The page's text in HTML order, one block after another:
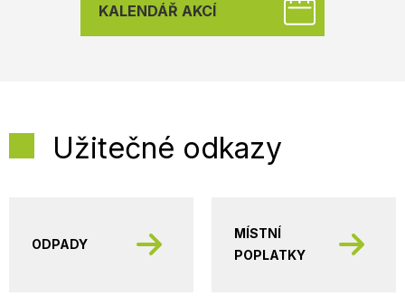
KALENDÁŘ AKCÍ
Užitečné odkazy
ODPADY
MÍSTNÍ
POPLATKY